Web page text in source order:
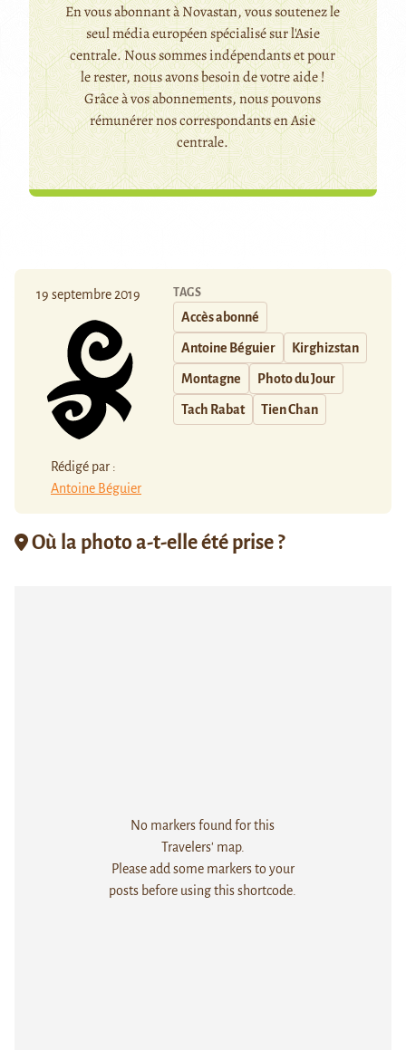
En vous abonnant à Novastan, vous soutenez le
seul média européen spécialisé sur l'Asie
centrale. Nous sommes indépendants et pour
le rester, nous avons besoin de votre aide !
Grâce à vos abonnements, nous pouvons
rémunérer nos correspondants en Asie
centrale.
19 septembre 2019
Rédigé par :
Antoine Béguier
TAGS
Accès abonné
Antoine Béguier Kirghizstan
Montagne Photo du Jour
Tach Rabat Tien Chan
Où la photo a-t-elle été prise ?
No markers found for this
Travelers' map.
Please add some markers to your
posts before using this shortcode.